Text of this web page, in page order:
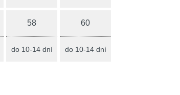
58
do 10-14 dní
60
do 10-14 dní